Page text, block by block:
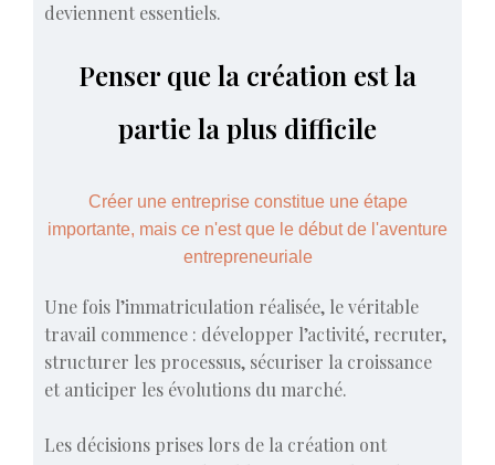
deviennent essentiels.
Penser que la création est la
partie la plus difficile
Créer une entreprise constitue une étape
importante, mais ce n'est que le début de l'aventure
entrepreneuriale
Une fois l’immatriculation réalisée, le véritable
travail commence : développer l’activité, recruter,
structurer les processus, sécuriser la croissance
et anticiper les évolutions du marché.
Les décisions prises lors de la création ont